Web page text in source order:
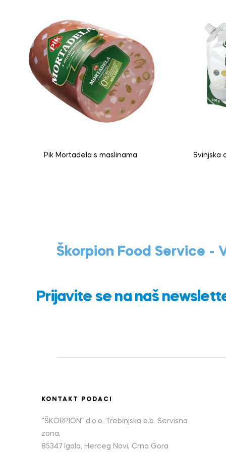
Pik Mortadela s maslinama Svinjska
Škorpion Food Service -
Prijavite se na naš
KONTAKT PODACI
“ŠKORPION” d.o.o. Trebinjska b.b. Servisna
zona,
85347 Igalo, Herceg Novi, Crna Gora